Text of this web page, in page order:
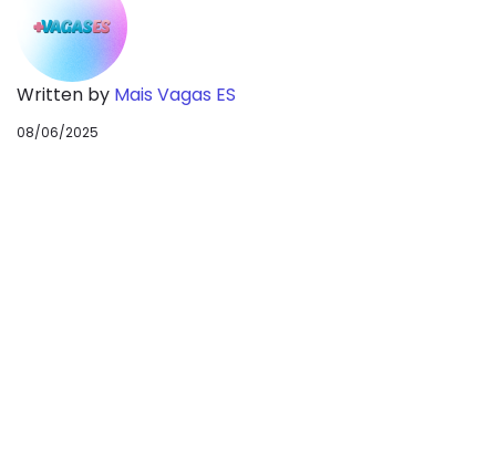
Written by Mais Vagas ES
08/06/2025